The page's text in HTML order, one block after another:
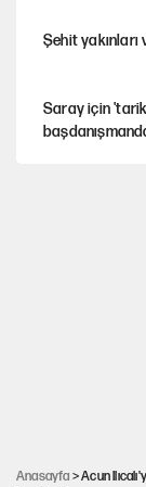
Şehit
Saray için
Anasayfa > Acun